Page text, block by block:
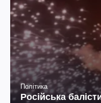
Політика
Російська